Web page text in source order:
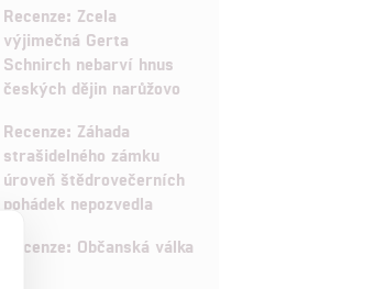
Recenze: Zcela
výjimečná Gerta
Schnirch nebarví hnus
českých dějin narůžovo
Recenze: Záhada
strašidelného zámku
úroveň štědrovečerních
pohádek nepozvedla
Recenze: Občanská válka